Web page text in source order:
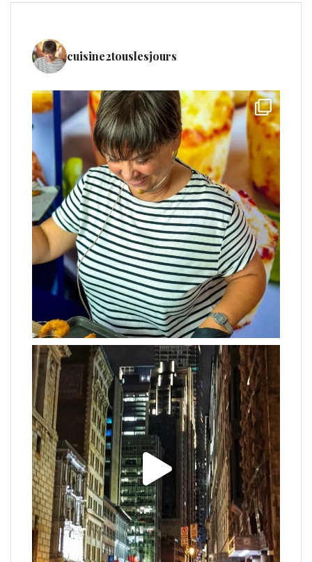
cuisine2touslesjours